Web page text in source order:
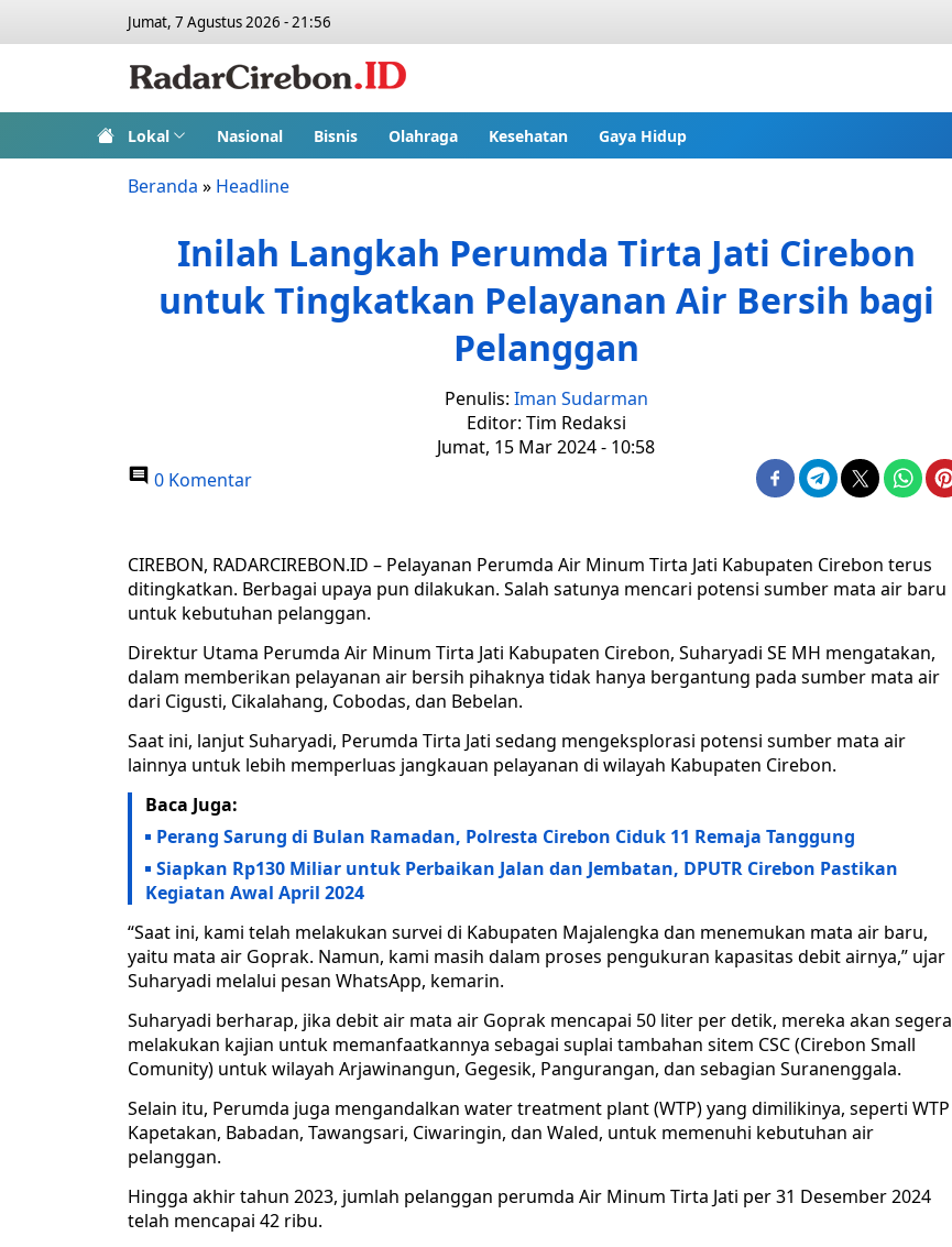
Jumat, 7 Agustus 2026 - 21:56
Lokal Nasional Bisnis Olahraga Kesehatan Gaya Hidup
Beranda » Headline
Inilah Langkah Perumda Tirta Jati Cirebon
untuk Tingkatkan Pelayanan Air Bersih bagi
Pelanggan
Penulis: Iman Sudarman
Editor: Tim Redaksi
Jumat, 15 Mar 2024 - 10:58
0 Komentar
CIREBON, RADARCIREBON.ID – Pelayanan Perumda Air Minum Tirta Jati Kabupaten Cirebon terus
ditingkatkan. Berbagai upaya pun dilakukan. Salah satunya mencari potensi sumber mata air baru
untuk kebutuhan pelanggan.
Direktur Utama Perumda Air Minum Tirta Jati Kabupaten Cirebon, Suharyadi SE MH mengatakan,
dalam memberikan pelayanan air bersih pihaknya tidak hanya bergantung pada sumber mata air
dari Cigusti, Cikalahang, Cobodas, dan Bebelan.
Saat ini, lanjut Suharyadi, Perumda Tirta Jati sedang mengeksplorasi potensi sumber mata air
lainnya untuk lebih memperluas jangkauan pelayanan di wilayah Kabupaten Cirebon.
Baca Juga:
Perang Sarung di Bulan Ramadan, Polresta Cirebon Ciduk 11 Remaja Tanggung
Siapkan Rp130 Miliar untuk Perbaikan Jalan dan Jembatan, DPUTR Cirebon Pastikan
Kegiatan Awal April 2024
“Saat ini, kami telah melakukan survei di Kabupaten Majalengka dan menemukan mata air baru,
yaitu mata air Goprak. Namun, kami masih dalam proses pengukuran kapasitas debit airnya,” ujar
Suharyadi melalui pesan WhatsApp, kemarin.
Suharyadi berharap, jika debit air mata air Goprak mencapai 50 liter per detik, mereka akan segera
melakukan kajian untuk memanfaatkannya sebagai suplai tambahan sitem CSC (Cirebon Small
Comunity) untuk wilayah Arjawinangun, Gegesik, Pangurangan, dan sebagian Suranenggala.
Selain itu, Perumda juga mengandalkan water treatment plant (WTP) yang dimilikinya, seperti WTP
Kapetakan, Babadan, Tawangsari, Ciwaringin, dan Waled, untuk memenuhi kebutuhan air
pelanggan.
Hingga akhir tahun 2023, jumlah pelanggan perumda Air Minum Tirta Jati per 31 Desember 2024
telah mencapai 42 ribu.